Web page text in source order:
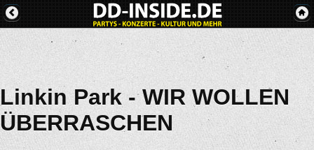
Linkin Park - WIR WOLLEN
ÜBERRASCHEN